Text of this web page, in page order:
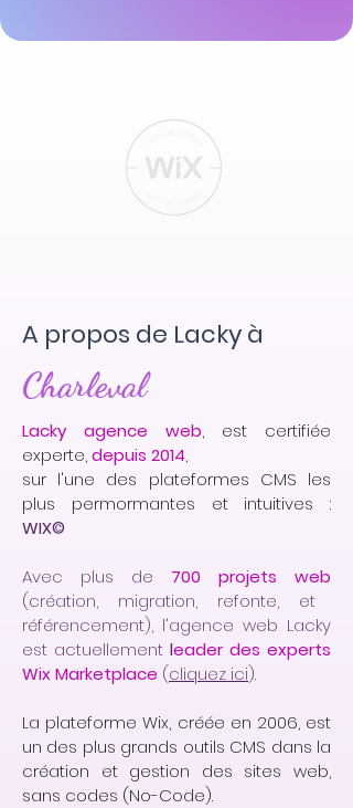
A propos de Lacky à
Charleval
Lacky agence web, est certifiée
experte,depuis 2014,
sur l'une des plateformes CMS les
plus permormantes et intuitives :
WIX©
Avec plus de
700 projets web
(création, migration, refonte, et
référencement), l'agence web Lacky
est actuellement leader des experts
Wix Marketplace (cliquez ici).
La plateforme Wix, créée en 2006, est
un des plus grands outils CMS dans la
création et gestion des sites web,
sans codes (No-Code).